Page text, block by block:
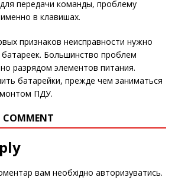
передачи команды, проблему
в клавишах.
признаков неисправности нужно
Большинство проблем
разрядом элементов питания.
батарейки, прежде чем заниматься
ПДУ.
COMMENT
вам необхідно авторизуватись.